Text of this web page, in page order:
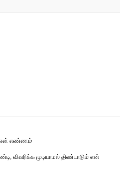
என் எண்ணம்
விவரிக்க முடியாமல் திண்டாடும் என்